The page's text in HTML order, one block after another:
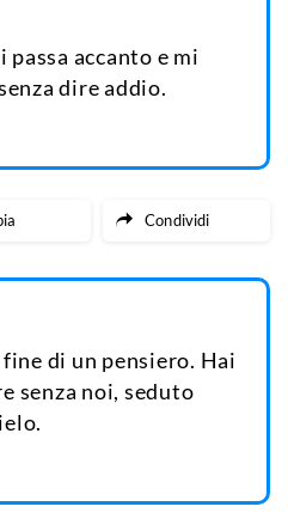
passa accanto e mi
dire addio.
Condividi
di un pensiero. Hai
senza noi, seduto